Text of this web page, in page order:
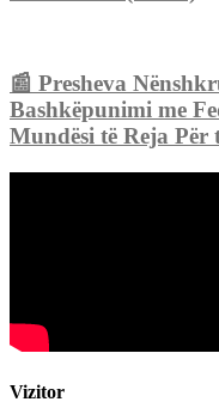
📰 Presheva
Bashkëpunimi me
Mundësi të Reja Për
Vizitor